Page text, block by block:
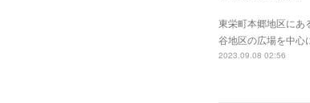
東栄町本郷地区にあ
谷地区の広場を中心
2023.09.08 02:56